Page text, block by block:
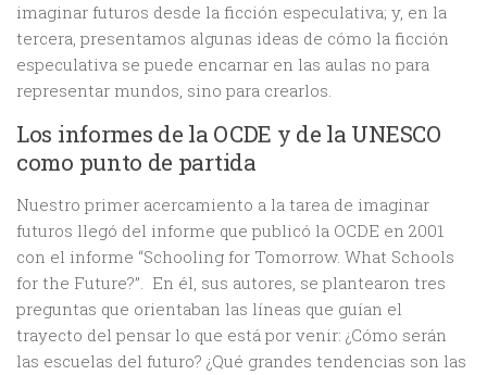
imaginar futuros desde la ficción especulativa; y, en la
tercera, presentamos algunas ideas de cómo la ficción
especulativa se puede encarnar en las aulas no para
representar mundos, sino para crearlos.
Los informes de la OCDE y de la UNESCO
como punto de partida
Nuestro primer acercamiento a la tarea de imaginar
futuros llegó del informe que publicó la OCDE en 2001
con el informe “Schooling for Tomorrow. What Schools
for the Future?”. En él, sus autores, se plantearon tres
preguntas que orientaban las líneas que guían el
trayecto del pensar lo que está por venir: ¿Cómo serán
las escuelas del futuro? ¿Qué grandes tendencias son las